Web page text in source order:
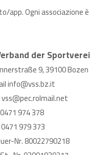
app. Ogni associazione
der
9, 39100 Bozen
info@vss.bz.it
vss@pec.rolmail.net
0471 974 378
979 373
Nr. 80022790218